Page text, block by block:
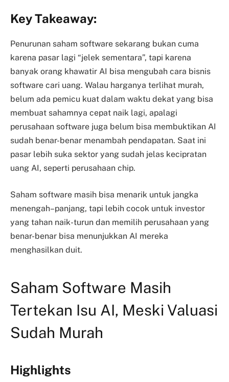
Key Takeaway:
Penurunan saham software sekarang bukan cuma
karena pasar lagi “jelek sementara”, tapi karena
banyak orang khawatir AI bisa mengubah cara bisnis
software cari uang. Walau harganya terlihat murah,
belum ada pemicu kuat dalam waktu dekat yang bisa
membuat sahamnya cepat naik lagi, apalagi
perusahaan software juga belum bisa membuktikan AI
sudah benar-benar menambah pendapatan. Saat ini
pasar lebih suka sektor yang sudah jelas kecipratan
uang AI, seperti perusahaan chip.
Saham software masih bisa menarik untuk jangka
menengah–panjang, tapi lebih cocok untuk investor
yang tahan naik-turun dan memilih perusahaan yang
benar-benar bisa menunjukkan AI mereka
menghasilkan duit.
Saham Software Masih
Tertekan Isu AI, Meski Valuasi
Sudah Murah
Highlights